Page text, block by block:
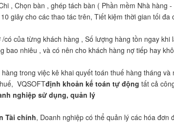
, Chọn bàn , ghép tách bàn ( Phần mềm Nhà hàng
giây cho các thao tác trên, Tiết kiệm thời gian tối đa
của từng khách hàng , Số lượng hàng tồn ngay khi
bao nhiêu , và có nên cho khách hàng nợ tiếp hay
trong việc kê khai quyết toán thuế hàng tháng và
VQSOFTđịnh khoản kế toán tự động tất cả
nghiệp sử dụng, quản lý
Tài chính, Doanh nghiệp có thể quản lý các hóa đơn